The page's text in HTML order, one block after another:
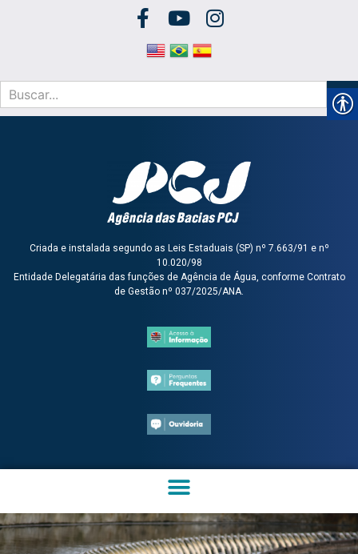
Criada e instalada segundo as Leis Estaduais (SP) nº 7.663/91 e nº
10.020/98
Entidade Delegatária das funções de Agência de Água, conforme Contrato
de Gestão nº 037/2025/ANA.